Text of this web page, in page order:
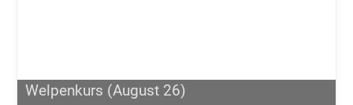
Welpenkurs (August 26)